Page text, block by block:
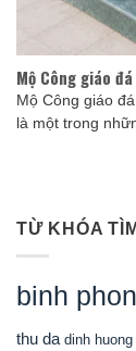
Mộ Công giáo
Mộ Công giáo
là một trong
TỪ KHÓA
binh
thu da dinh huong